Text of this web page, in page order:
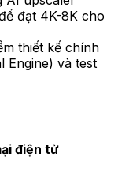
đạt 4K-8K cho
thiết kế chính
Engine) và test
điện tử